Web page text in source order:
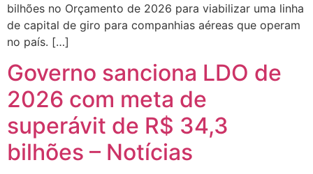
bilhões no Orçamento de 2026 para viabilizar uma linha
de capital de giro para companhias aéreas que operam
no país. […]
Governo sanciona LDO de
2026 com meta de
superávit de R$ 34,3
bilhões – Notícias